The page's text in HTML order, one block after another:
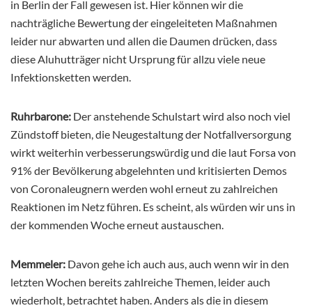
in Berlin der Fall gewesen ist. Hier können wir die
nachträgliche Bewertung der eingeleiteten Maßnahmen
leider nur abwarten und allen die Daumen drücken, dass
diese Aluhutträger nicht Ursprung für allzu viele neue
Infektionsketten werden.
Ruhrbarone: Der anstehende Schulstart wird also noch viel
Zündstoff bieten, die Neugestaltung der Notfallversorgung
wirkt weiterhin verbesserungswürdig und die laut Forsa von
91% der Bevölkerung abgelehnten und kritisierten Demos
von Coronaleugnern werden wohl erneut zu zahlreichen
Reaktionen im Netz führen. Es scheint, als würden wir uns in
der kommenden Woche erneut austauschen.
Memmeler: Davon gehe ich auch aus, auch wenn wir in den
letzten Wochen bereits zahlreiche Themen, leider auch
wiederholt, betrachtet haben. Anders als die in diesem